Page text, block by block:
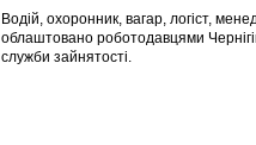
Водій, охоронник, вагар, логіст,
облаштовано роботодавцями
служби зайнятості.